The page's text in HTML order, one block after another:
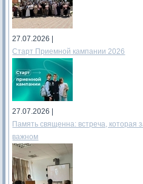
27.07.2026 |
Старт Приемной кампании 2026
27.07.2026 |
Память священна: встреча, которая
важном